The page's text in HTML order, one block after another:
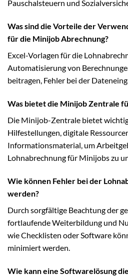
Pauschalsteuern und
Was sind die Vorteile der
für die Minijob Abrechnung?
Excel-Vorlagen für die
Automatisierung von
beitragen, Fehler bei der
Was bietet die Minijob Zentrale
Die Minijob-Zentrale bietet
Hilfestellungen, digitale
Informationsmaterial, um
Lohnabrechnung für Minijobs zu
Wie können Fehler bei der
werden?
Durch sorgfältige Beachtung der
fortlaufende Weiterbildung und
wie Checklisten oder Software
minimiert werden.
Wie kann eine Softwarelösung